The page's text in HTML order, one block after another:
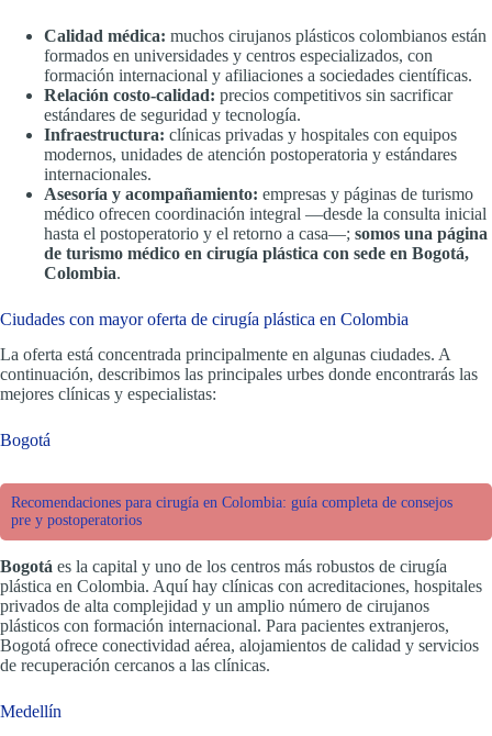
Calidad médica: muchos cirujanos plásticos colombianos están
formados en universidades y centros especializados, con
formación internacional y afiliaciones a sociedades científicas.
Relación costo-calidad: precios competitivos sin sacrificar
estándares de seguridad y tecnología.
Infraestructura: clínicas privadas y hospitales con equipos
modernos, unidades de atención postoperatoria y estándares
internacionales.
Asesoría y acompañamiento: empresas y páginas de turismo
médico ofrecen coordinación integral —desde la consulta inicial
hasta el postoperatorio y el retorno a casa—; somos una página
de turismo médico en cirugía plástica con sede en Bogotá,
Colombia.
Ciudades con mayor oferta de cirugía plástica en Colombia
La oferta está concentrada principalmente en algunas ciudades. A
continuación, describimos las principales urbes donde encontrarás las
mejores clínicas y especialistas:
Bogotá
Recomendaciones para cirugía en Colombia: guía completa de consejos
pre y postoperatorios
Bogotá es la capital y uno de los centros más robustos de cirugía
plástica en Colombia. Aquí hay clínicas con acreditaciones, hospitales
privados de alta complejidad y un amplio número de cirujanos
plásticos con formación internacional. Para pacientes extranjeros,
Bogotá ofrece conectividad aérea, alojamientos de calidad y servicios
de recuperación cercanos a las clínicas.
Medellín